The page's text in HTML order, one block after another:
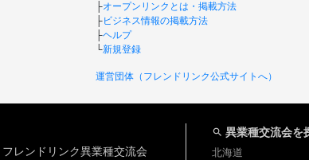
├オープンリンクとは・掲載方法
├ビジネス情報の掲載方法
├ヘルプ
└新規登録
運営団体（フレンドリンク公式サイトへ）
フレンドリンク異業種交流会
異業種交流会を
北海道